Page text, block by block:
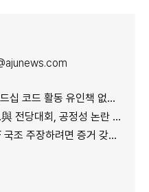
드 활동 유인책 없다고 해"
당대회, 공정성 논란 계속
주장하려면 증거 갖고 오라"